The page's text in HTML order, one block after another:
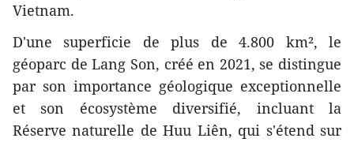
Vietnam.
D'une superficie de plus de 4.800 km², le
géoparc de Lang Son, créé en 2021, se distingue
par son importance géologique exceptionnelle
et son écosystème diversifié, incluant la
Réserve naturelle de Huu Liên, qui s'étend sur